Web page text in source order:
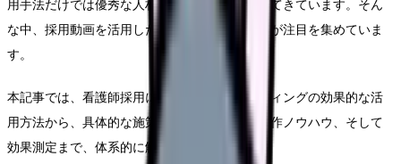
用手法だけでは優秀な人材の確保が困難になってきています。そん
な中、採用動画を活用したマーケティング戦略が注目を集めていま
す。
本記事では、看護師採用における動画マーケティングの効果的な活
用方法から、具体的な施策の立案、実践的な制作ノウハウ、そして
効果測定まで、体系的に解説していきます。